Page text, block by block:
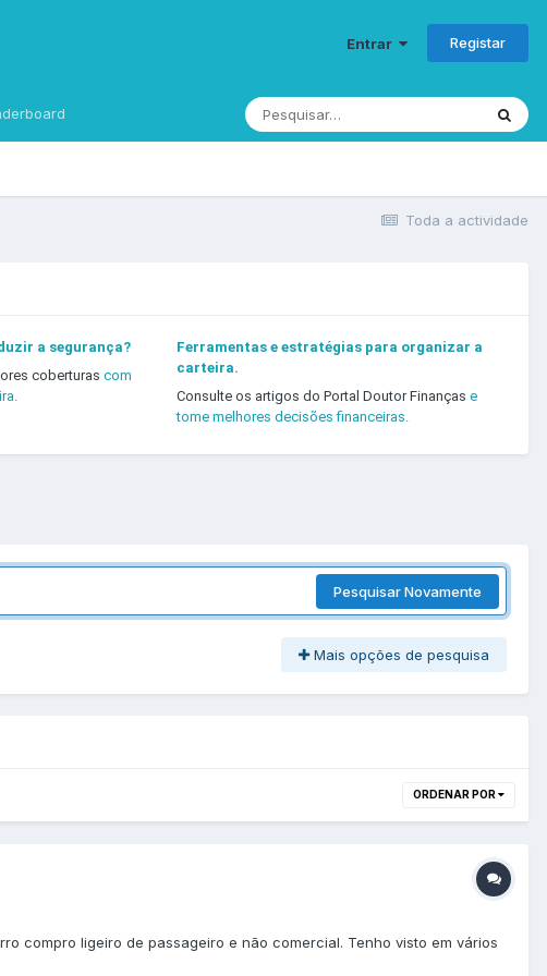
Entrar Registar
Toda a actividade
a segurança?
coberturascom
Ferramentas e estratégias para organizar a
carteira.
Consulte os artigos do Portal Doutor Finanças e
tome melhores decisões financeiras.
Pesquisar Novamente
Mais opções de pesquisa
ORDENAR POR
compro ligeiro de passageiro e não comercial. Tenho visto em vários